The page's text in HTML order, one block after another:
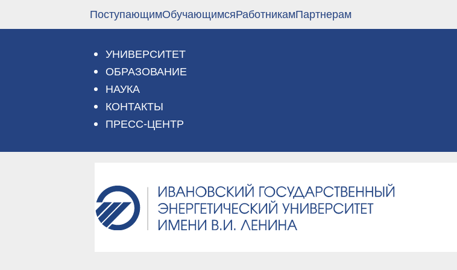
основному
ПоступающимОбучающимсяРаботникамПартнерам
УНИВЕРСИТЕТ
ОБРАЗОВАНИЕ
НАУКА
КОНТАКТЫ
ПРЕСС-ЦЕНТР